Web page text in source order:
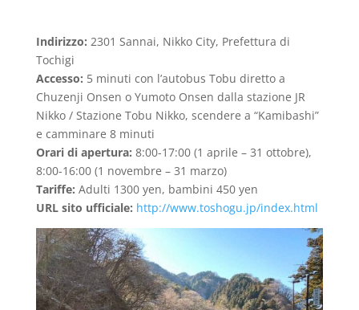
Indirizzo: 2301 Sannai, Nikko City, Prefettura di
Tochigi
Accesso: 5 minuti con l’autobus Tobu diretto a
Chuzenji Onsen o Yumoto Onsen dalla stazione JR
Nikko / Stazione Tobu Nikko, scendere a “Kamibashi”
e camminare 8 minuti
Orari di apertura: 8:00-17:00 (1 aprile – 31 ottobre),
8:00-16:00 (1 novembre – 31 marzo)
Tariffe: Adulti 1300 yen, bambini 450 yen
URL sito ufficiale: http://www.toshogu.jp/index.html